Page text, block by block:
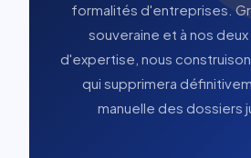
formalités d'entreprises.
souveraine et à nos
d'expertise, nous
qui supprimera
manuelle des dossiers